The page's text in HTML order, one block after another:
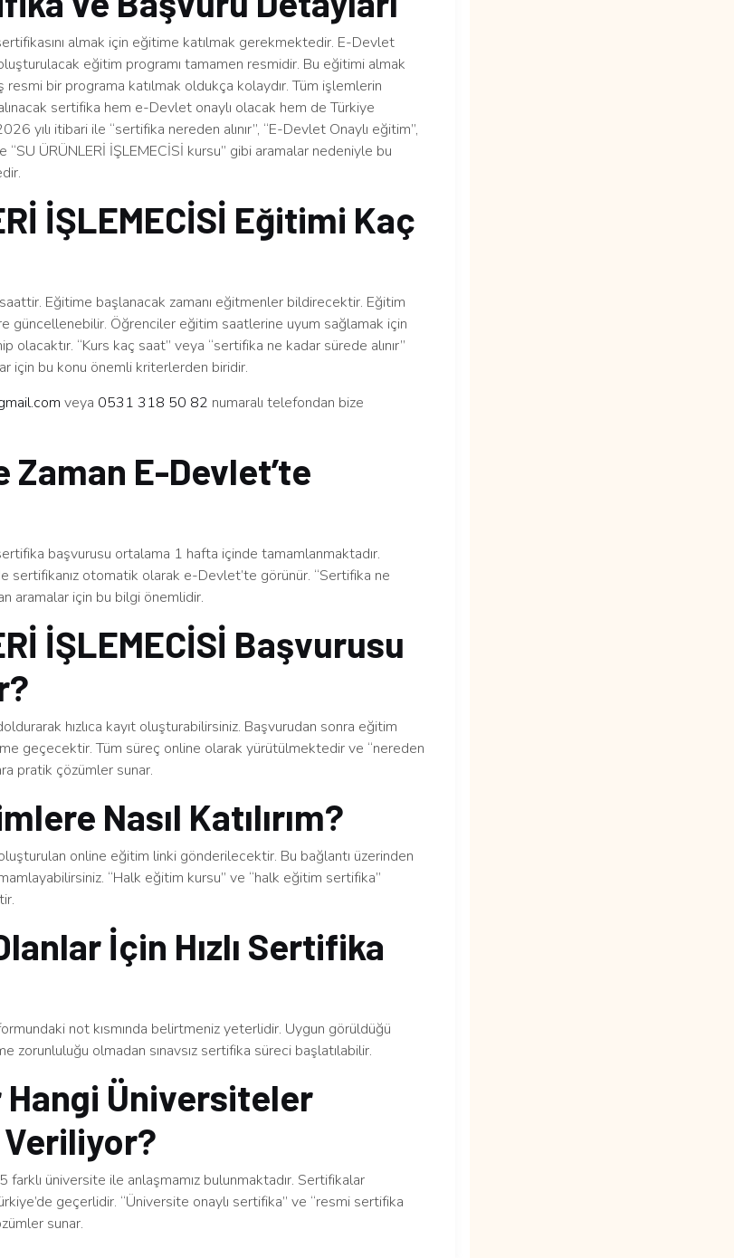
almak için eğitime katılmak gerekmektedir. E-Devlet
eğitim programı tamamen resmidir. Bu eğitimi almak
resmi bir programa katılmak oldukça kolaydır. Tüm işlemlerin
sertifika hem e-Devlet onaylı olacak hem de Türkiye
yılı itibari ile “sertifika nereden alınır”, “E-Devlet Onaylı eğitim”,
“SU ÜRÜNLERİ İŞLEMECİSİ kursu” gibi aramalar nedeniyle bu
İŞLEMECİSİ Eğitimi Kaç
Eğitime başlanacak zamanı eğitmenler bildirecektir. Eğitim
güncellenebilir. Öğrenciler eğitim saatlerine uyum sağlamak için
olacaktır. “Kurs kaç saat” veya “sertifika ne kadar sürede alınır”
için bu konu önemli kriterlerden biridir.
veya 0531 318 50 82 numaralı telefondan bize
Zaman E-Devlet’te
başvurusu ortalama 1 hafta içinde tamamlanmaktadır.
sertifikanız otomatik olarak e-Devlet’te görünür. “Sertifika ne
aramalar için bu bilgi önemlidir.
İŞLEMECİSİ Başvurusu
hızlıca kayıt oluşturabilirsiniz. Başvurudan sonra eğitim
geçecektir. Tüm süreç online olarak yürütülmektedir ve “nereden
pratik çözümler sunar.
Nasıl Katılırım?
online eğitim linki gönderilecektir. Bu bağlantı üzerinden
“Halk eğitim kursu” ve “halk eğitim sertifika”
İçin Hızlı Sertifika
not kısmında belirtmeniz yeterlidir. Uygun görüldüğü
zorunluluğu olmadan sınavsız sertifika süreci başlatılabilir.
Üniversiteler
farklı üniversite ile anlaşmamız bulunmaktadır. Sertifikalar
geçerlidir. “Üniversite onaylı sertifika” ve “resmi sertifika
sunar.